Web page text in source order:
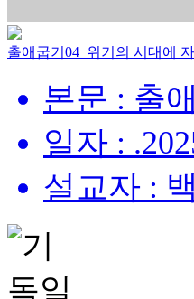
출애굽기04_위기의 시대에
본문 : 출
일자 :
설교자 :